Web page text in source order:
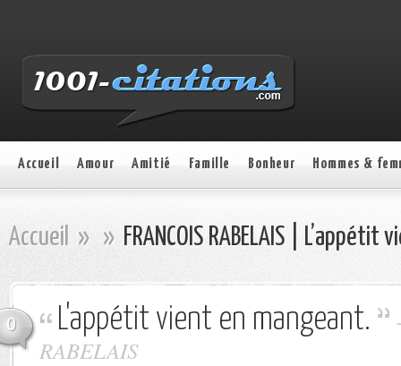
Accueil Amour Amitié Famille Bonheur Hommes &
Accueil » » FRANCOIS RABELAIS |
0 L'appétit vient en mangeant.
RABELAIS